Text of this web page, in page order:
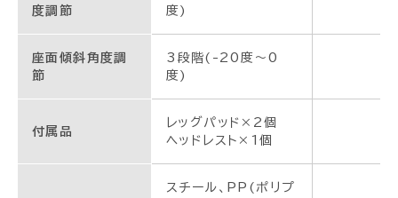
度調節
度)
座面傾斜角度調
節
3段階(-20度～0
度)
付属品
レッグパッド×2個
ヘッドレスト×1個
スチール、PP(ポリプ